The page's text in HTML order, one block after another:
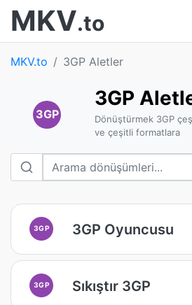
MKV.to
MKV.to 3GP Aletler
3GP
3GP
Dönüştürmek 3GP
ve çeşitli formatlara
3GP 3GP Oyuncusu
3GP Sıkıştır 3GP